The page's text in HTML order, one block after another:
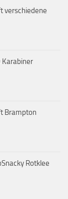
verschiedene
Karabiner
Brampton
Rotklee